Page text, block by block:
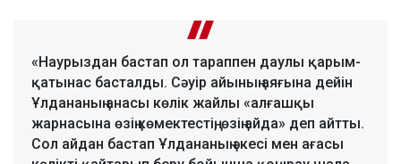
«Наурыздан бастап ол тараппен даулы қарым-
қатынас басталды. Сәуір айының аяғына дейін
Ұлдананың анасы көлік жайлы «алғашқы
жарнасына өзің көмектестің, өзің айда» деп айтты.
Сол айдан бастап Ұлдананың әкесі мен ағасы